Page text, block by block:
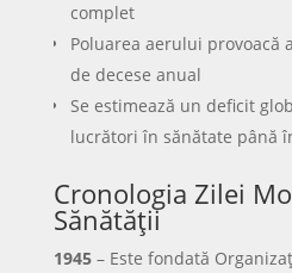
complet
Poluarea aerului provoacă
de decese anual
Se estimează un deficit
lucrători în sănătate până
Cronologia Zilei
Sănătății
1945– Este fondată